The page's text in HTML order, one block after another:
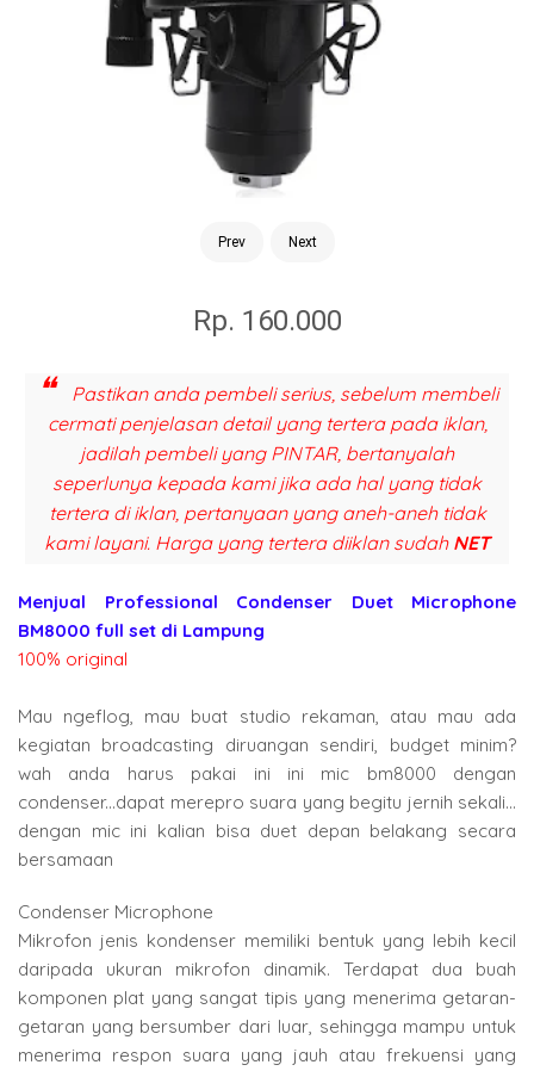
Prev Next
Rp. 160.000
Pastikan anda pembeli serius, sebelum membeli
cermati penjelasan detail yang tertera pada iklan,
jadilah pembeli yang PINTAR, bertanyalah
seperlunya kepada kami jika ada hal yang tidak
tertera di iklan, pertanyaan yang aneh-aneh tidak
kami layani. Harga yang tertera diiklan sudah NET
Menjual Professional Condenser Duet Microphone
BM8000 full set di Lampung
100% original
Mau ngeflog, mau buat studio rekaman, atau mau ada
kegiatan broadcasting diruangan sendiri, budget minim?
wah anda harus pakai ini ini mic bm8000 dengan
condenser...dapat merepro suara yang begitu jernih sekali...
dengan mic ini kalian bisa duet depan belakang secara
bersamaan
Condenser Microphone
Mikrofon jenis kondenser memiliki bentuk yang lebih kecil
daripada ukuran mikrofon dinamik. Terdapat dua buah
komponen plat yang sangat tipis yang menerima getaran-
getaran yang bersumber dari luar, sehingga mampu untuk
menerima respon suara yang jauh atau frekuensi yang